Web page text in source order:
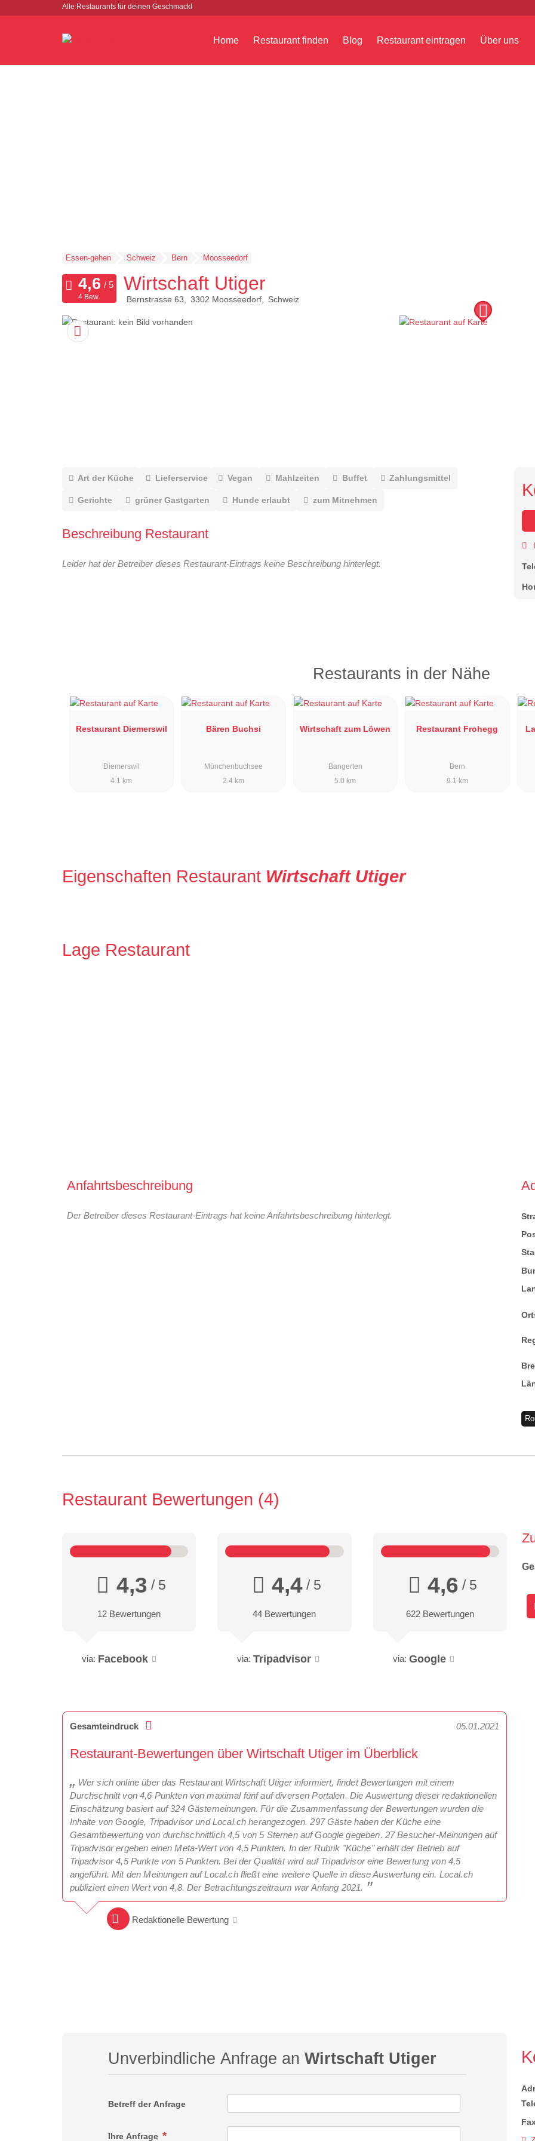
Alle Restaurants für deinen Geschmack!
Home Restaurant finden Blog Restaurant eintragen Über uns
Essen-gehen Schweiz Bern Moosseedorf
Wirtschaft Utiger
Bernstrasse 63 3302 Moosseedorf Schweiz
4 Bew.
Art der Küche Lieferservice Vegan Mahlzeiten Buffet Zahlungsmittel
Gerichte grüner Gastgarten Hunde erlaubt zum Mitnehmen
Beschreibung Restaurant
Leider hat der Betreiber dieses Restaurant-Eintrags keine Beschreibung hinterlegt.
Restaurants in der Nähe
Restaurant Diemerswil
Diemerswil
4.1 km
Bären Buchsi
Münchenbuchsee
2.4 km
Wirtschaft zum Löwen
Bangerten
5.0 km
Restaurant Frohegg
Bern
9.1 km
Eigenschaften Restaurant Wirtschaft Utiger
Lage Restaurant
Anfahrtsbeschreibung
Der Betreiber dieses Restaurant-Eintrags hat keine Anfahrtsbeschreibung hinterlegt.
Restaurant Bewertungen 4
4,3 / 5
12 Bewertungen
via: Facebook
4,4 / 5
44 Bewertungen
via: Tripadvisor
4,6 / 5
622 Bewertungen
via: Google
Gesamteindruck 05.01.2021
Restaurant-Bewertungen über Wirtschaft Utiger im Überblick
Wer sich online über das Restaurant Wirtschaft Utiger informiert, findet Bewertungen mit einem
Durchschnitt von 4,6 Punkten von maximal fünf auf diversen Portalen. Die Auswertung dieser redaktionellen
Einschätzung basiert auf 324 Gästemeinungen. Für die Zusammenfassung der Bewertungen wurden die
Inhalte von Google, Tripadvisor und Local.ch herangezogen. 297 Gäste haben der Küche eine
Gesamtbewertung von durchschnittlich 4,5 von 5 Sternen auf Google gegeben. 27 Besucher-Meinungen auf
Tripadvisor ergeben einen Meta-Wert von 4,5 Punkten. In der Rubrik "Küche" erhält der Betrieb auf
Tripadvisor 4,5 Punkte von 5 Punkten. Bei der Qualität wird auf Tripadvisor eine Bewertung von 4,5
angeführt. Mit den Meinungen auf Local.ch fließt eine weitere Quelle in diese Auswertung ein. Local.ch
publiziert einen Wert von 4,8. Der Betrachtungszeitraum war Anfang 2021.
Redaktionelle Bewertung
Unverbindliche Anfrage anWirtschaft Utiger
Betreff der Anfrage
Ihre Anfrage